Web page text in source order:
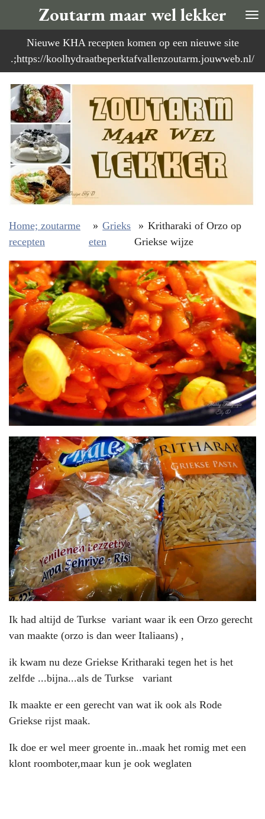
direct
naar
de
Zoutarm maar wel lekker
Nieuwe KHA recepten komen op een nieuwe site
.;https://koolhydraatbeperktafvallenzoutarm.jouwweb.nl/
Home; zoutarme
recepten
» Grieks
eten
» Kritharaki of Orzo op
Griekse wijze
Ik had altijd de Turkse variant waar ik een Orzo gerecht
van maakte (orzo is dan weer Italiaans) ,
ik kwam nu deze Griekse Kritharaki tegen het is het
zelfde ...bijna...als de Turkse variant
Ik maakte er een gerecht van wat ik ook als Rode
Griekse rijst maak.
Ik doe er wel meer groente in..maak het romig met een
klont roomboter,maar kun je ook weglaten